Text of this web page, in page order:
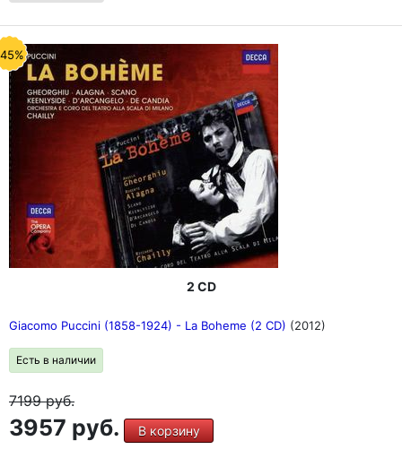
2 CD
Giacomo Puccini (1858-1924) - La Boheme (2 CD) (2012)
Есть в наличии
7199руб.
3957 руб. В корзину